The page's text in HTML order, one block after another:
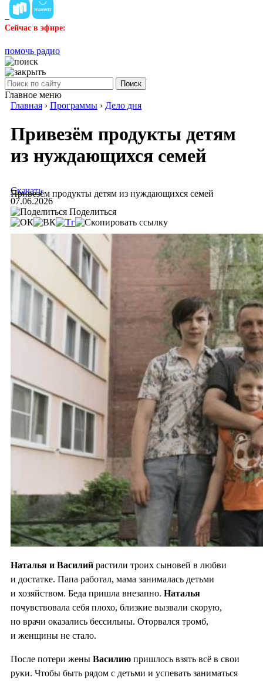
Сейчас в эфире:
помочь радио
Поиск
Главное меню
Главная › Программы › Дело дня
Привезём продукты детям
из нуждающихся семей
Привезём продукты детям из нуждающихся семей
Скачать
07.06.2026
Поделиться
Наталья и Василий растили троих сыновей в любви
и достатке. Папа работал, мама занималась детьми
и хозяйством. Беда пришла внезапно. Наталья
почувствовала себя плохо, близкие вызвали скорую,
но врачи оказались бессильны. Оторвался тромб,
и женщины не стало.
После потери жены Василию пришлось взять всё в свои
руки. Чтобы быть рядом с детьми и успевать заниматься